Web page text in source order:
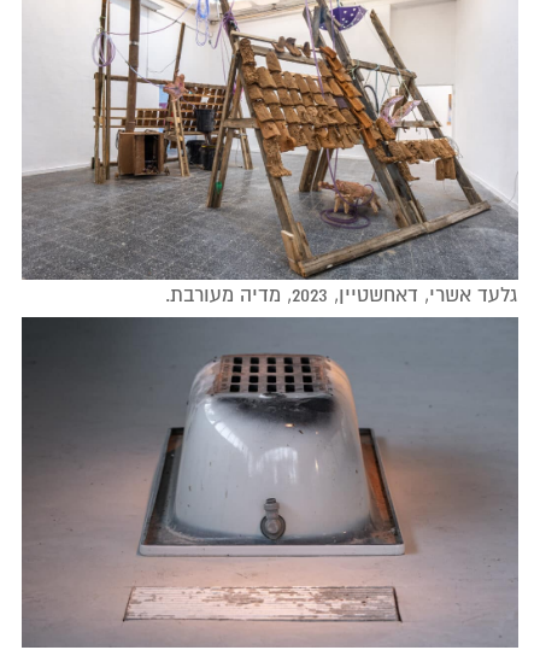
גלעד אשרי, דאחשטיין, 2023, מדיה מעורבת.